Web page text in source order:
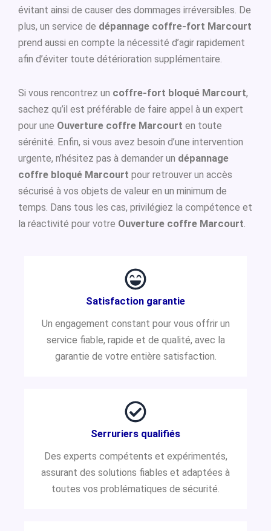
évitant ainsi de causer des dommages irréversibles. De
plus, un service de dépannage coffre-fort Marcourt
prend aussi en compte la nécessité d’agir rapidement
afin d’éviter toute détérioration supplémentaire.
Si vous rencontrez un coffre-fort bloqué Marcourt,
sachez qu’il est préférable de faire appel à un expert
pour une Ouverture coffre Marcourt en toute
sérénité. Enfin, si vous avez besoin d’une intervention
urgente, n’hésitez pas à demander un dépannage
coffre bloqué Marcourt pour retrouver un accès
sécurisé à vos objets de valeur en un minimum de
temps. Dans tous les cas, privilégiez la compétence et
la réactivité pour votre Ouverture coffre Marcourt.
Satisfaction garantie
Un engagement constant pour vous offrir un
service fiable, rapide et de qualité, avec la
garantie de votre entière satisfaction.
Serruriers qualifiés
Des experts compétents et expérimentés,
assurant des solutions fiables et adaptées à
toutes vos problématiques de sécurité.